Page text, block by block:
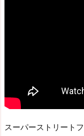
スーパーストリート